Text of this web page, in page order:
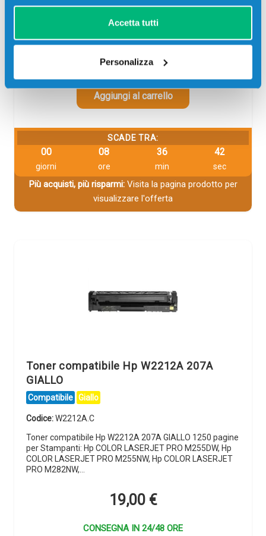
Accetta tutti
Personalizza
LASERJET PRO M282NW,…
19,00€
CONSEGNA IN 3-5 GIORNI
Aggiungi al carrello
SCADE TRA:
00
giorni
08
ore
36
min
42
sec
Più acquisti, più risparmi:Visita la pagina prodotto per
visualizzare l'offerta
Toner compatibile Hp W2212A 207A
GIALLO
Compatibile Giallo
Codice:W2212A.C
Toner compatibile Hp W2212A 207A GIALLO 1250 pagine
per Stampanti: Hp COLOR LASERJET PRO M255DW, Hp
COLOR LASERJET PRO M255NW, Hp COLOR LASERJET
PRO M282NW,…
19,00 €
CONSEGNA IN 24/48 ORE